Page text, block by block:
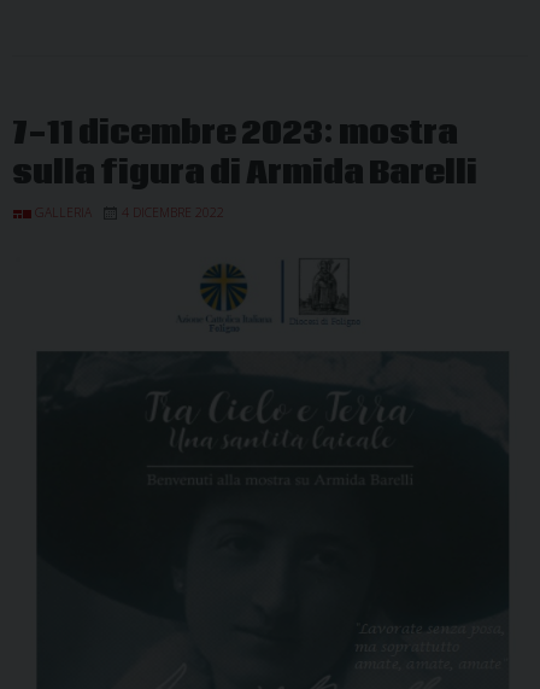
7-11 dicembre 2023: mostra
sulla figura di Armida Barelli
GALLERIA 4 DICEMBRE 2022